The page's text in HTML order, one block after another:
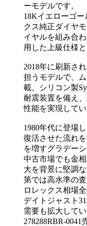
ーモデルです。
18Kイエローゴ
クス純正ダイヤ
イヤルを組み合
用した上級仕様
2018年に刷新さ
担うモデルで、
載。シリコン製
耐震装置を備え
性能を実現してい
1980年代に登場
復活させた流れ
を増すグラデー
中古市場でも金
大を背景に堅調
第では高水準の
ロレックス相場
デイトジャスト
需要も拡大してい
278288RBR-0041